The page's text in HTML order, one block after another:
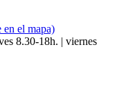
en el mapa)
8.30-18h. | viernes